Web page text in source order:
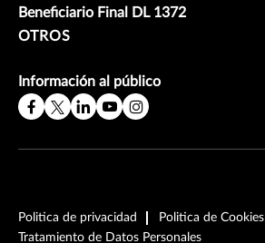
Beneficiario Final DL 1372
OTROS
Información al público
Politica de privacidad
Politica de Cookies
Tratamiento de Datos Personales